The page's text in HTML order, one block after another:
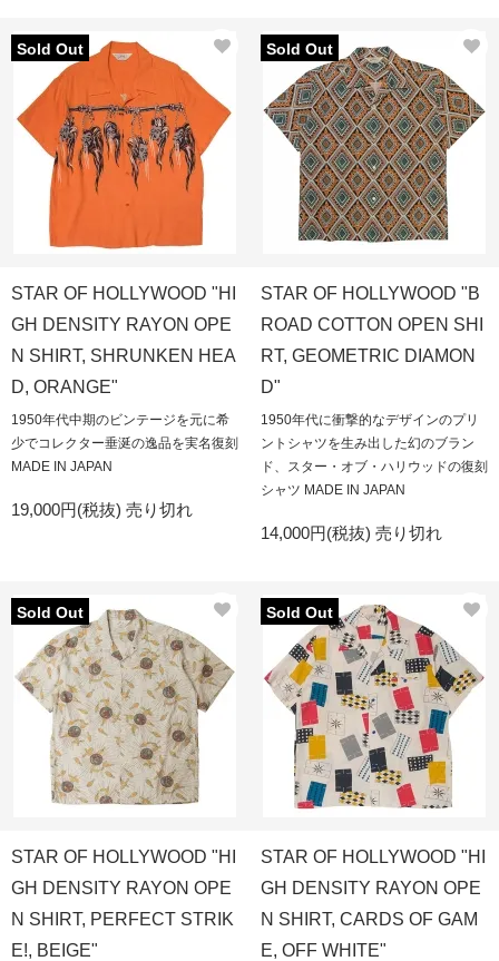
Sold Out
STAR OF HOLLYWOOD "HI
GH DENSITY RAYON OPE
N SHIRT, SHRUNKEN HEA
D, ORANGE"
1950年代中期のビンテージを元に希
少でコレクター垂涎の逸品を実名復刻
MADE IN JAPAN
19,000円(税抜) 売り切れ
Sold Out
STAR OF HOLLYWOOD "B
ROAD COTTON OPEN SHI
RT, GEOMETRIC DIAMON
D"
1950年代に衝撃的なデザインのプリ
ントシャツを生み出した幻のブラン
ド、スター・オブ・ハリウッドの復刻
シャツ MADE IN JAPAN
14,000円(税抜) 売り切れ
Sold Out
STAR OF HOLLYWOOD "HI
GH DENSITY RAYON OPE
N SHIRT, PERFECT STRIK
E!, BEIGE"
Sold Out
STAR OF HOLLYWOOD "HI
GH DENSITY RAYON OPE
N SHIRT, CARDS OF GAM
E, OFF WHITE"